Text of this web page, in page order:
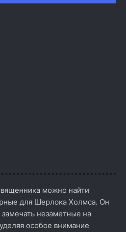
можно найти
для Шерлока Холмса. Он
незаметные на
особое внимание